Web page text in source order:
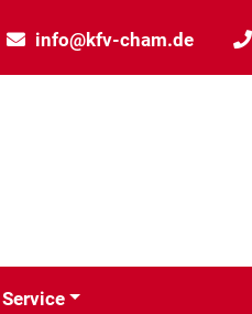
info@kfv-cham.de
Service